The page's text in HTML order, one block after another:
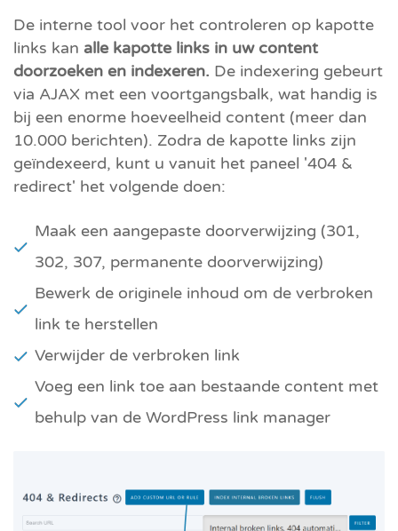
De interne tool voor het controleren op kapotte
links kan alle kapotte links in uw content
doorzoeken en indexeren. De indexering gebeurt
via AJAX met een voortgangsbalk, wat handig is
bij een enorme hoeveelheid content (meer dan
10.000 berichten). Zodra de kapotte links zijn
geïndexeerd, kunt u vanuit het paneel '404 &
redirect' het volgende doen:
Maak een aangepaste doorverwijzing (301,
302, 307, permanente doorverwijzing)
Bewerk de originele inhoud om de verbroken
link te herstellen
Verwijder de verbroken link
Voeg een link toe aan bestaande content met
behulp van de WordPress link manager